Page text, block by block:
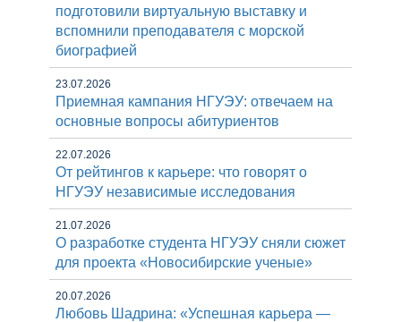
подготовили виртуальную выставку и
вспомнили преподавателя с морской
биографией
23.07.2026
Приемная кампания НГУЭУ: отвечаем на
основные вопросы абитуриентов
22.07.2026
От рейтингов к карьере: что говорят о
НГУЭУ независимые исследования
21.07.2026
О разработке студента НГУЭУ сняли сюжет
для проекта «Новосибирские ученые»
20.07.2026
Любовь Шадрина: «Успешная карьера —